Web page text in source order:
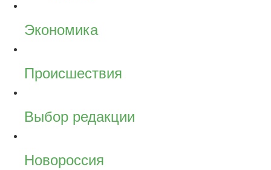
Экономика
Происшествия
Выбор редакции
Новороссия